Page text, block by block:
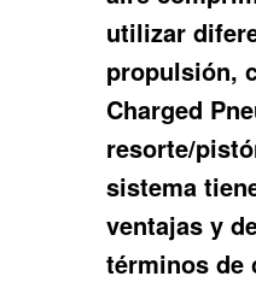
utilizar
propulsión,
Charged
resorte/
sistema
ventajas y
términos de